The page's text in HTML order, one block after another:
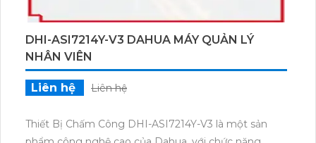
DHI-ASI7214Y-V3 DAHUA MÁY QUẢN LÝ
NHÂN VIÊN
Liên hệ Liên hệ
Thiết Bị Chấm Công DHI-ASI7214Y-V3 là một sản